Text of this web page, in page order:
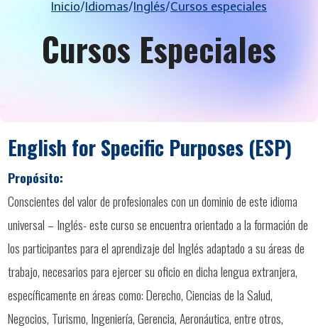
Inicio/Idiomas/Inglés/Cursos especiales
Cursos Especiales
English for Specific Purposes (ESP)
Propósito:
Conscientes del valor de profesionales con un dominio de este idioma
universal – Inglés- este curso se encuentra orientado a la formación de
los participantes para el aprendizaje del Inglés adaptado a su áreas de
trabajo, necesarios para ejercer su oficio en dicha lengua extranjera,
específicamente en áreas como: Derecho, Ciencias de la Salud,
Negocios, Turismo, Ingeniería, Gerencia, Aeronáutica, entre otros,